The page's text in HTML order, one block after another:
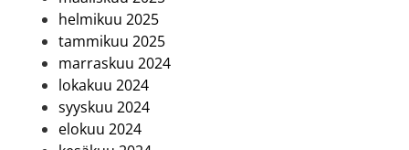
helmikuu 2025
tammikuu 2025
marraskuu 2024
lokakuu 2024
syyskuu 2024
elokuu 2024